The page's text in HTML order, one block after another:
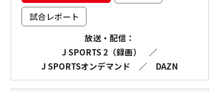
試合レポート
放送・配信：
J SPORTS 2（録画）
／
J SPORTSオンデマンド
／ DAZN